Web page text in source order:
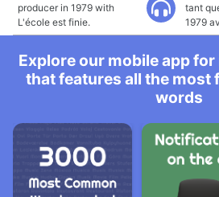
producer in 1979 with
L'école est finie.
tant
1979
Explore our mobile app
that features all the most
words